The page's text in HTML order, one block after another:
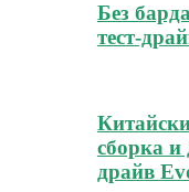
Без
тест-
сборка и
драйв